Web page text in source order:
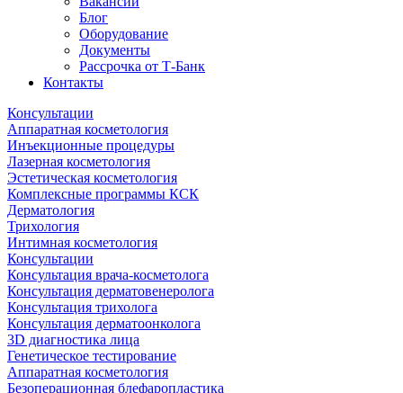
Блог
Оборудование
Документы
Рассрочка от Т-Банк
Контакты
Консультации
Аппаратная косметология
Инъекционные процедуры
Лазерная косметология
Эстетическая косметология
Комплексные программы КСК
Дерматология
Трихология
Интимная косметология
Консультации
Консультация врача-косметолога
Консультация дерматовенеролога
Консультация трихолога
Консультация дерматоонколога
3D диагностика лица
Генетическое тестирование
Аппаратная косметология
Безоперационная блефаропластика